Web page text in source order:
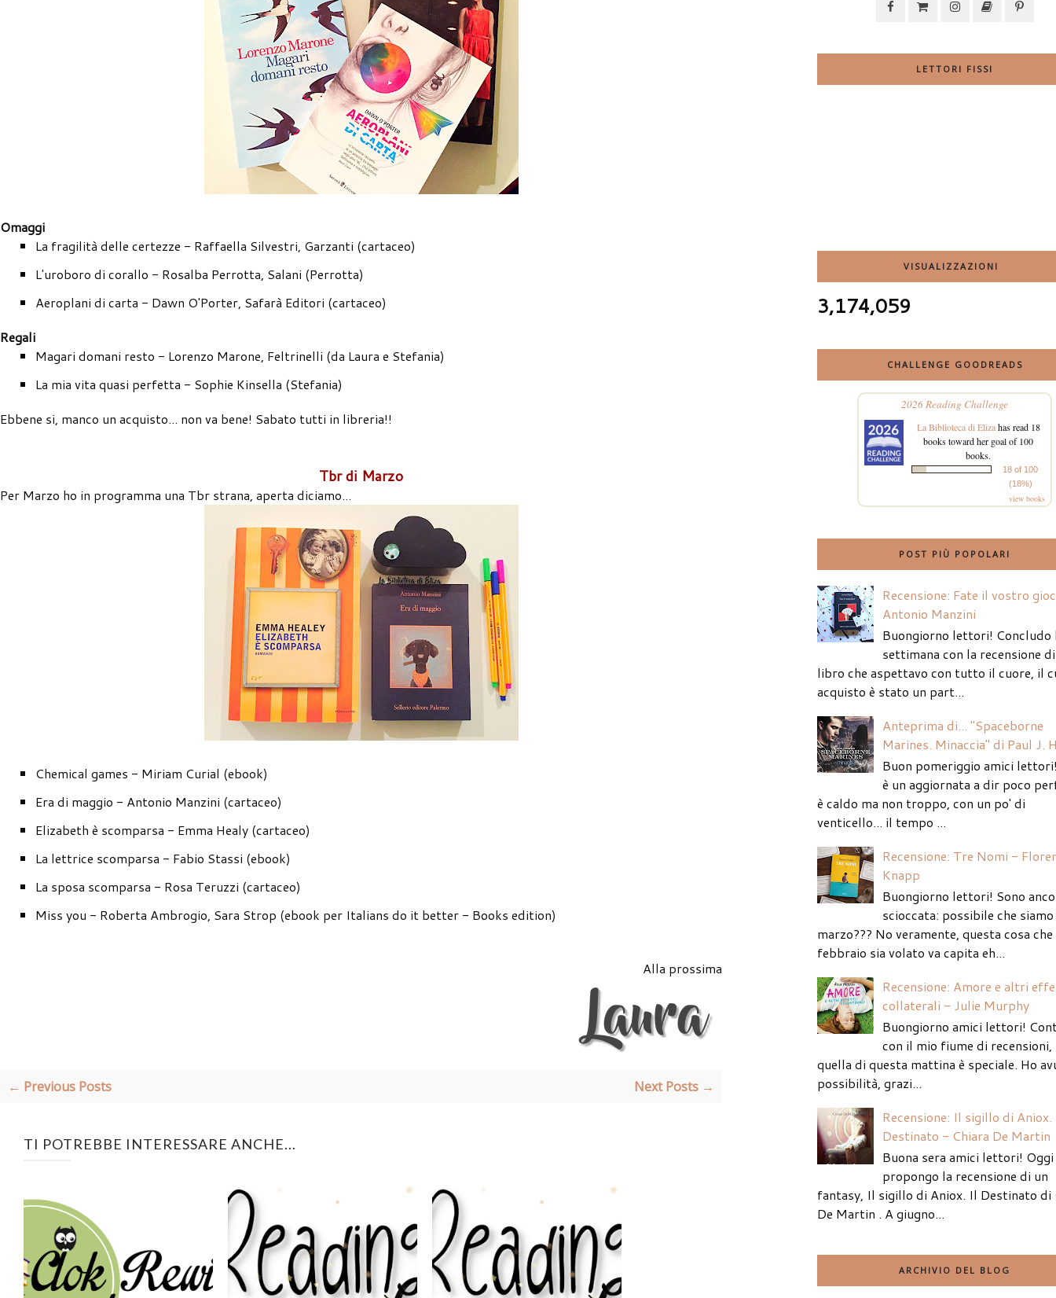
Omaggi
La fragilità delle certezze - Raffaella Silvestri, Garzanti (cartaceo)
L'uroboro di corallo - Rosalba Perrotta, Salani (Perrotta)
Aeroplani di carta - Dawn O'Porter, Safarà Editori (cartaceo)
Regali
Magari domani resto - Lorenzo Marone, Feltrinelli (da Laura e Stefania)
La mia vita quasi perfetta - Sophie Kinsella (Stefania)
Ebbene si, manco un acquisto... non va bene! Sabato tutti in libreria!!
Tbr di Marzo
Per Marzo ho in programma una Tbr strana, aperta diciamo...
Chemical games - Miriam Curial (ebook)
Era di maggio - Antonio Manzini (cartaceo)
Elizabeth è scomparsa - Emma Healy (cartaceo)
La lettrice scomparsa - Fabio Stassi (ebook)
La sposa scomparsa - Rosa Teruzzi (cartaceo)
Miss you - Roberta Ambrogio, Sara Strop (ebook per Italians do it better - Books edition)
Alla prossima
← Previous Posts Next Posts →
TI POTREBBE INTERESSARE ANCHE...
LETTORI FISSI
VISUALIZZAZIONI
3,174,059
CHALLENGE GOODREADS
2026 Reading Challenge
La Biblioteca di Elizahas read 18
books toward her goal of 100
books.
18 of 100
(18%)
view books
POST PIÙ POPOLARI
Recensione: Fate il vostro
Antonio Manzini
Buongiorno lettori! Concludo
settimana con la recensione
libro che aspettavo con tutto il cuore, il
acquisto è stato un part...
Anteprima di... "Spaceborne
Marines. Minaccia" di Paul J.
Buon pomeriggio amici
è un aggiornata a dir poco
è caldo ma non troppo, con un po' di
venticello... il tempo ...
Recensione: Tre Nomi -
Knapp
Buongiorno lettori! Sono
scioccata: possibile che siamo
marzo??? No veramente, questa cosa che
febbraio sia volato va capita eh...
Recensione: Amore e altri
collaterali - Julie Murphy
Buongiorno amici lettori!
con il mio fiume di recensioni,
quella di questa mattina è speciale. Ho
possibilità, grazi...
Recensione: Il sigillo di
Destinato - Chiara De Martin
Buona sera amici lettori!
propongo la recensione di un
fantasy, Il sigillo di Aniox. Il Destinato di
De Martin . A giugno...
ARCHIVIO DEL BLOG